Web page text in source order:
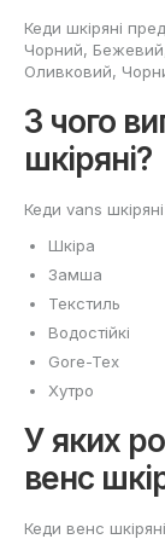
Кеди шкіряні
Чорний,
Оливковий,
З чого
шкіряні?
Кеди vans
Шкіра
Замша
Текстиль
Водостійкі
Gore-Tex
Хутро
У яких
венс
Кеди венс